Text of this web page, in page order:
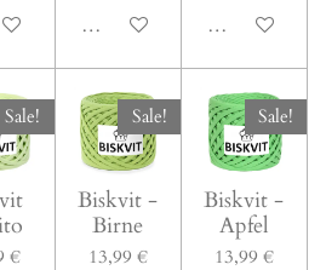
WarenkorbIn den WarenkorbIn den
Sale!
€
Sale!
Biskvit -
Birne
13,99 €
Sale!
Biskvit -
Apfel
13,99 €